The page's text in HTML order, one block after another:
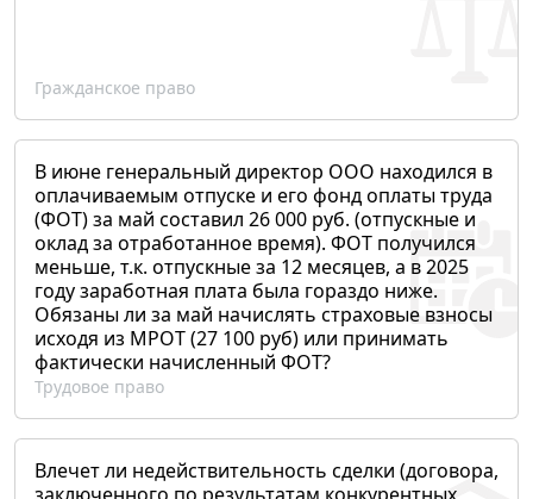
Гражданское право
В июне генеральный директор ООО находился в
оплачиваемым отпуске и его фонд оплаты труда
(ФОТ) за май составил 26 000 руб. (отпускные и
оклад за отработанное время). ФОТ получился
меньше, т.к. отпускные за 12 месяцев, а в 2025
году заработная плата была гораздо ниже.
Обязаны ли за май начислять страховые взносы
исходя из МРОТ (27 100 руб) или принимать
фактически начисленный ФОТ?
Трудовое право
Влечет ли недействительность сделки (договора,